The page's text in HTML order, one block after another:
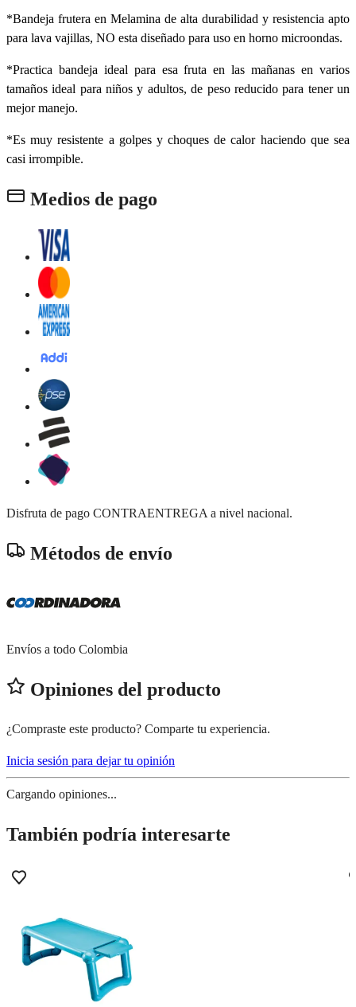
*Bandeja frutera en Melamina de alta durabilidad y resistencia apto
para lava vajillas, NO esta diseñado para uso en horno microondas.
*Practica bandeja ideal para esa fruta en las mañanas en varios
tamaños ideal para niños y adultos, de peso reducido para tener un
mejor manejo.
*Es muy resistente a golpes y choques de calor haciendo que sea
casi irrompible.
Medios de pago
Disfruta de pago CONTRAENTREGA a nivel nacional.
Métodos de envío
Envíos a todo Colombia
Opiniones del producto
¿Compraste este producto? Comparte tu experiencia.
Inicia sesión para dejar tu opinión
Cargando opiniones...
También podría interesarte